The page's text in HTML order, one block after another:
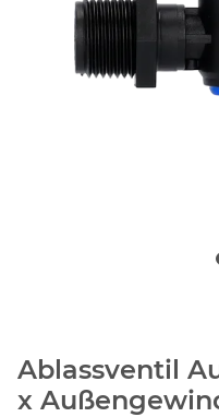
Ablassventil
x